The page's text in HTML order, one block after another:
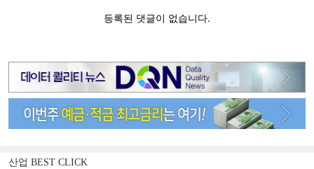
산업 BEST CLICK